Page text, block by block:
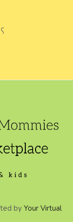
by Your Virtual